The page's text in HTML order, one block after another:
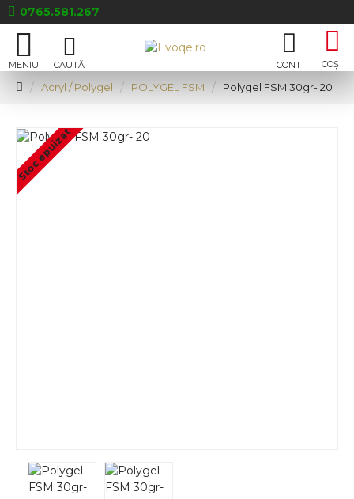
0765.581.267
Acryl / Polygel POLYGEL FSM Polygel FSM 30gr- 20
Stoc epuizat